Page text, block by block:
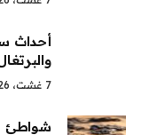
أحداث
7 غشت، 2026